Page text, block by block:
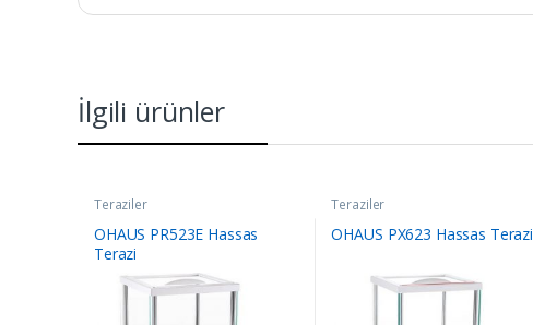
İlgili ürünler
Teraziler
OHAUS PR523E Hassas
Terazi
Teraziler
OHAUS PX623 Hassas Terazi